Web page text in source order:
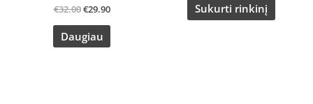
€32.00€29.90
Daugiau
Sukurti rinkinį